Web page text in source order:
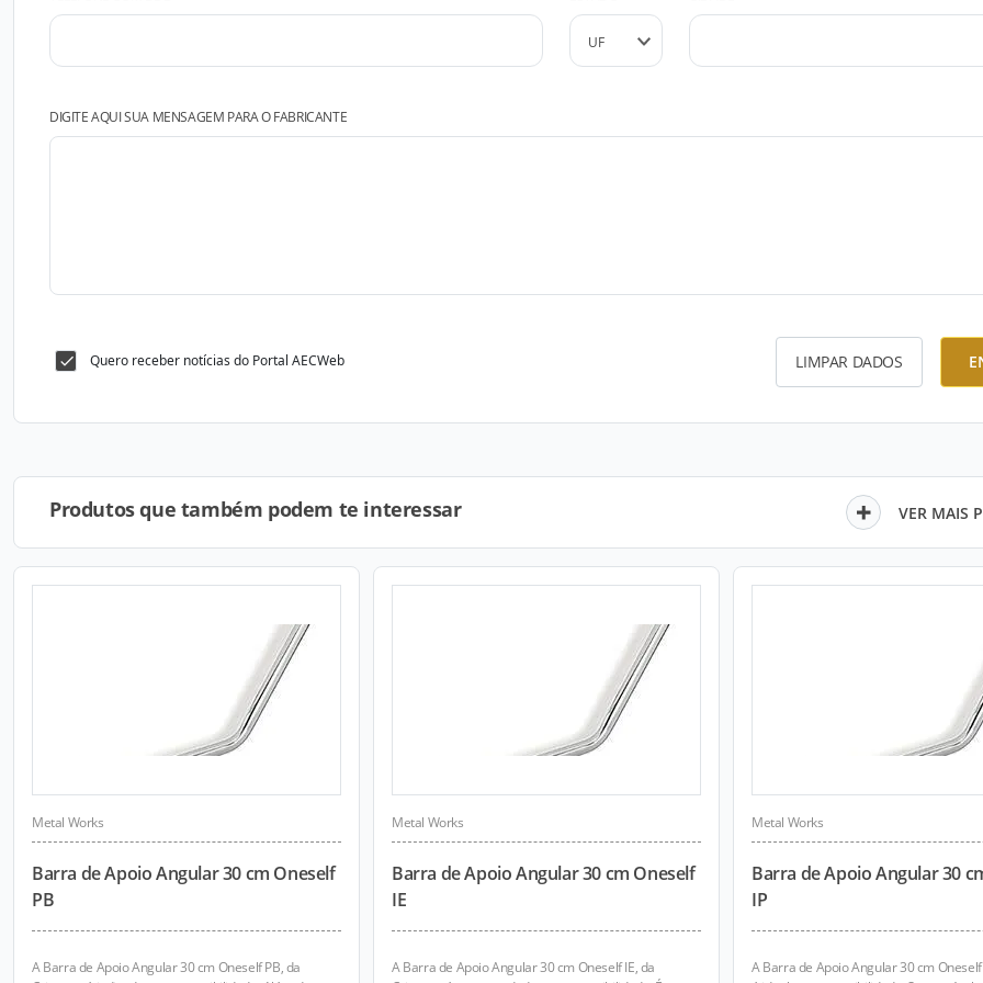
DIGITE AQUI SUA MENSAGEM PARA O FABRICANTE
Quero receber notícias do Portal AECWeb LIMPAR DADOS
Produtos que também podem te interessar VER MAIS
Metal Works
Barra de Apoio Angular 30 cm Oneself
PB
A Barra de Apoio Angular 30 cm Oneself PB, da
Metal Works
Barra de Apoio Angular 30 cm Oneself
IE
A Barra de Apoio Angular 30 cm Oneself IE, da
Metal Works
Barra de Apoio Angular 30
IP
A Barra de Apoio Angular 30 cm